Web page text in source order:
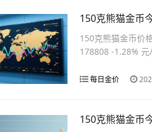
150克熊猫金币
150克熊猫金币价
178808 -1.28% 元
每日金价
150克熊猫金币